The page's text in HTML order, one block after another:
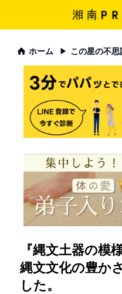
ホーム この星の不思
『縄文土器の模
縄文文化の豊か
した。